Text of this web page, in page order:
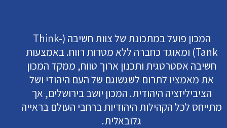
המכון פועל במתכונת של צוות חשיבה (Think-
Tank) ומאוגד כחברה ללא מטרות רווח. באמצעות
חשיבה אסטרטגית ותכנון ארוך טווח, ממקד המכון
את מאמציו לתרום לשגשוגם של העם היהודי ושל
הציביליזציה היהודית. המכון יושב בירושלים, אך
מתייחס לכל הקהילות היהודיות ברחבי העולם בראייה
גלובאלית.